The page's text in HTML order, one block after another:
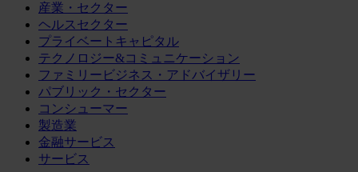
産業・セクター
ヘルスセクター
プライベートキャピタル
テクノロジー&コミュニケーション
ファミリービジネス・アドバイザリー
パブリック・セクター
コンシューマー
製造業
金融サービス
サービス